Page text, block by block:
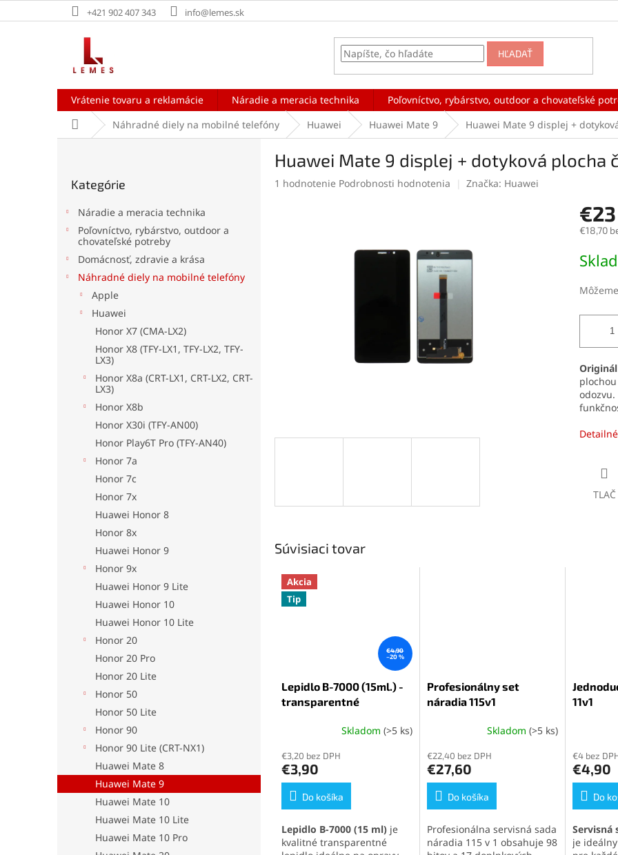
na
+421 902 407 343 info@lemes.sk
HĽADAŤ
Vrátenie tovaru a reklamácie Náradie a meracia technika
Poľovníctvo, rybárstvo, outdoor a chovateľské
DomovNáhradné diely na mobilné telefóny Huawei Huawei Mate 9 Huawei Mate 9 displej +
kategórie
Kategórie
Náradie a meracia technika
Poľovníctvo, rybárstvo, outdoor a
chovateľské potreby
Domácnosť, zdravie a krása
Náhradné diely na mobilné telefóny
Apple
Huawei
Honor X7 (CMA-LX2)
Honor X8 (TFY-LX1, TFY-LX2, TFY-
LX3)
Honor X8a (CRT-LX1, CRT-LX2, CRT-
LX3)
Honor X8b
Honor X30i (TFY-AN00)
Honor Play6T Pro (TFY-AN40)
Honor 7a
Honor 7c
Honor 7x
Huawei Honor 8
Honor 8x
Huawei Honor 9
Honor 9x
Huawei Honor 9 Lite
Huawei Honor 10
Huawei Honor 10 Lite
Honor 20
Honor 20 Pro
Honor 20 Lite
Honor 50
Honor 50 Lite
Honor 90
Honor 90 Lite (CRT-NX1)
Huawei Mate 8
Huawei Mate 9
Huawei Mate 10
Huawei Mate 10 Lite
Huawei Mate 10 Pro
Huawei Mate 9 displej + dotyková plocha
Priemerné
1 hodnotenie Podrobnosti hodnotenia Značka: Huawei
€23
€18,70
cena:
TLAČ
Súvisiaci tovar
Akcia
Tip
€4,90
–20 %
Lepidlo B-7000 (15ml.) -
transparentné
produktu
je
5,0
5
hviezdičiek.
Skladom (>5 ks)
€3,20 bez DPH
€3,90
Do košíka
Lepidlo B-7000 (15 ml) je
kvalitné transparentné
Profesionálny set
náradia 115v1
produktu
je
5,0
5
hviezdičiek.
Skladom (>5 ks)
€22,40 bez DPH
€27,60
Do košíka
Profesionálna servisná sada
náradia 115 v 1 obsahuje 98
11v1
produktu
je
5,0
5
€4 bez
€4,90
Do
Servisná
je